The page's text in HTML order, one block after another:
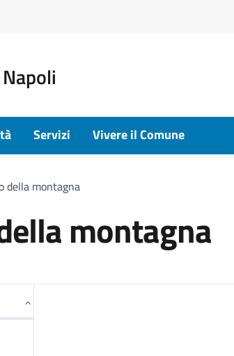
Servizi Vivere il Comune
della montagna
montagna